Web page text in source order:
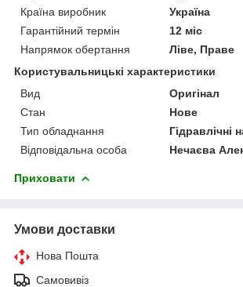
Країна виробник
Україна
Гарантійний термін
12 міс
Напрямок обертання
Ліве, Праве
Користувальницькі характеристики
Вид
Оригінал
Стан
Нове
Тип обладнання
Гідравлічні
Відповідальна особа
Нечаєва
Приховати
Умови доставки
Нова Пошта
Самовивіз